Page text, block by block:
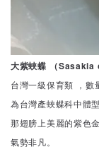
大紫蛺蝶 （
台灣一級保育類 ，數
為台灣產蛺蝶科中體
那翅膀上美麗的紫色
氣勢非凡。